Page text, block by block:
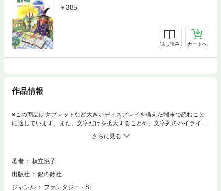
385
試し読み カートへ
作品情報
※この商品はタブレットなど大きいディスプレイを備えた端末で読むこと
に適しています。また、文字だけを拡大することや、文字列のハイライ
ト、検索、辞書の参照、引用などの機能が使用できません。大魔女がつく
ったシャボン玉星は、10本足のカメの星やしっぽのないリスの星。さあ、
不思議などうぶつ星へレッツ・ゴー！
著者
橋立悦子
出版社
銀の鈴社
ジャンル
ファンタジー・SF